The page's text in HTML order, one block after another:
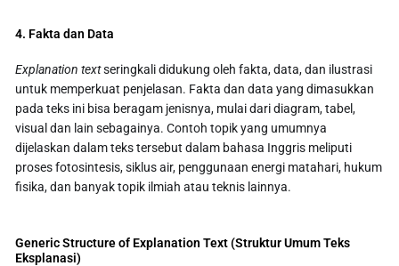
4. Fakta dan Data
Explanation textseringkali didukung oleh fakta, data, dan ilustrasi
untuk memperkuat penjelasan. Fakta dan data yang dimasukkan
pada teks ini bisa beragam jenisnya, mulai dari diagram, tabel,
visual dan lain sebagainya. Contoh topik yang umumnya
dijelaskan dalam teks tersebut dalam bahasa Inggris meliputi
proses fotosintesis, siklus air, penggunaan energi matahari, hukum
fisika, dan banyak topik ilmiah atau teknis lainnya.
Generic Structure of Explanation Text (Struktur Umum Teks
Eksplanasi)